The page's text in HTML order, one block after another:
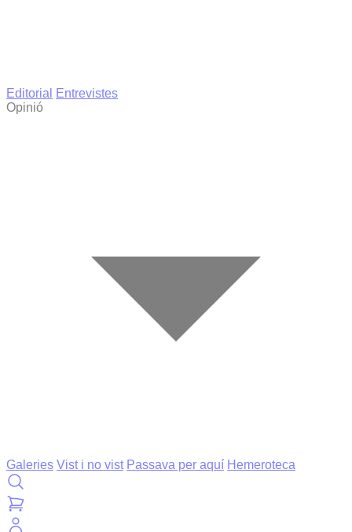
Editorial
Entrevistes
Opinió
Galeries Vist i no vist Passava per aquí Hemeroteca